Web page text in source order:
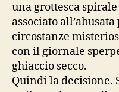
una grottesca
associato
circostanze
con il giornale
ghiaccio secco.
Quindi la decisione.